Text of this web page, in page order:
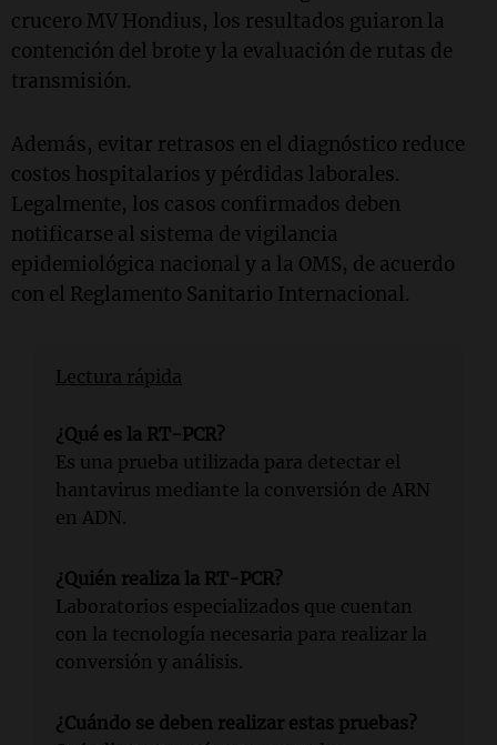
crucero MV Hondius, los resultados guiaron la
contención del brote y la evaluación de rutas de
transmisión.
Además, evitar retrasos en el diagnóstico reduce
costos hospitalarios y pérdidas laborales.
Legalmente, los casos confirmados deben
notificarse al sistema de vigilancia
epidemiológica nacional y a la OMS, de acuerdo
con el Reglamento Sanitario Internacional.
Lectura rápida
¿Qué es la RT-PCR?
Es una prueba utilizada para detectar el
hantavirus mediante la conversión de ARN
en ADN.
¿Quién realiza la RT-PCR?
Laboratorios especializados que cuentan
con la tecnología necesaria para realizar la
conversión y análisis.
¿Cuándo se deben realizar estas pruebas?